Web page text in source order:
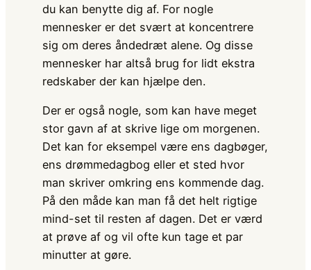
du kan benytte dig af. For nogle
mennesker er det svært at koncentrere
sig om deres åndedræt alene. Og disse
mennesker har altså brug for lidt ekstra
redskaber der kan hjælpe den.
Der er også nogle, som kan have meget
stor gavn af at skrive lige om morgenen.
Det kan for eksempel være ens dagbøger,
ens drømmedagbog eller et sted hvor
man skriver omkring ens kommende dag.
På den måde kan man få det helt rigtige
mind-set til resten af dagen. Det er værd
at prøve af og vil ofte kun tage et par
minutter at gøre.